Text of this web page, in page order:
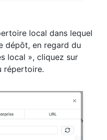
local dans lequel
dépôt, en regard du
local », cliquez sur
répertoire.